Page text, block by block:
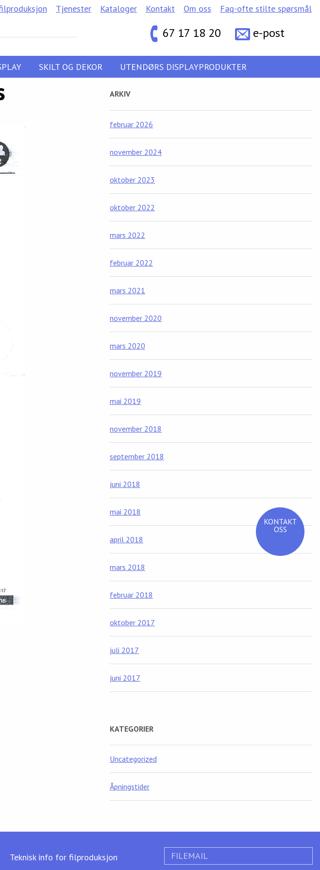
KONTAKT
OSS
67 17 18 20 e-post
Tjenester Kataloger Kontakt Om oss Faq-ofte stilte spørsmål
SKILT OG DEKOR UTENDØRS DISPLAYPRODUKTER
ARKIV
februar 2026
november 2024
oktober 2023
oktober 2022
mars 2022
februar 2022
mars 2021
november 2020
mars 2020
november 2019
mai 2019
november 2018
september 2018
juni 2018
mai 2018
april 2018
mars 2018
februar 2018
oktober 2017
juli 2017
juni 2017
KATEGORIER
Uncategorized
Åpningstider
Teknisk info for filproduksjon FILEMAIL